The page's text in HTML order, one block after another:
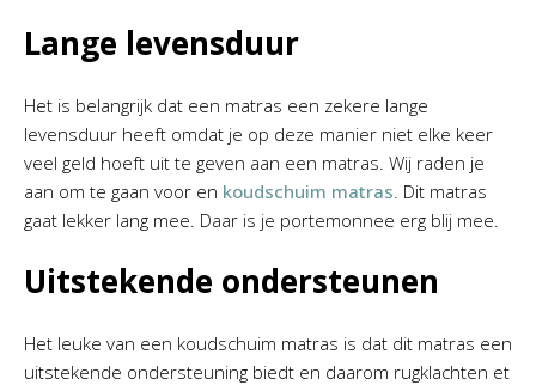
Lange levensduur
Het is belangrijk dat een matras een zekere lange
levensduur heeft omdat je op deze manier niet elke keer
veel geld hoeft uit te geven aan een matras. Wij raden je
aan om te gaan voor en koudschuim matras. Dit matras
gaat lekker lang mee. Daar is je portemonnee erg blij mee.
Uitstekende ondersteunen
Het leuke van een koudschuim matras is dat dit matras een
uitstekende ondersteuning biedt en daarom rugklachten et